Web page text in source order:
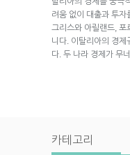
려움 없이 대출과 투
그리스와 아릴랜드, 포
니다. 이탈리아의 경
다. 두 나라 경제가 무
카테고리